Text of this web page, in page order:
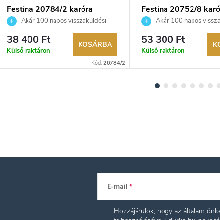
Festina 20784/2 karóra
Akár 100 napos visszaküldési
lehetőség. Hivatalos márkakereskedő.
38 400 Ft
Külső raktáron
KOSÁRBA
Kód: 20784/2
Festina 20752/8
Akár 100 napos
lehetőség. Hivatalos
53 300 Ft
Külső raktáron
E-mail
Hozzájárulok, hogy az általam